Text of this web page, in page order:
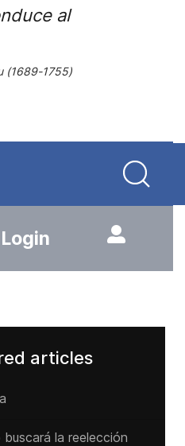
al
(1689-1755)
articles
la reelección